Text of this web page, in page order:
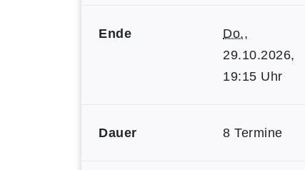
Ende Do.,
29.10.2026,
19:15 Uhr
Dauer 8 Termine